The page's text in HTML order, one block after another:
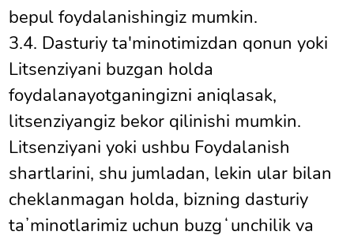
bepul foydalanishingiz mumkin.
3.4. Dasturiy ta'minotimizdan qonun yoki
Litsenziyani buzgan holda
foydalanayotganingizni aniqlasak,
litsenziyangiz bekor qilinishi mumkin.
Litsenziyani yoki ushbu Foydalanish
shartlarini, shu jumladan, lekin ular bilan
cheklanmagan holda, bizning dasturiy
taʼminotlarimiz uchun buzgʻunchilik va